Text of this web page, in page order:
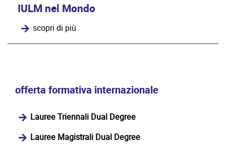
IULM nel Mondo
scopri di più
offerta formativa internazionale
Lauree Triennali Dual Degree
Lauree Magistrali Dual Degree